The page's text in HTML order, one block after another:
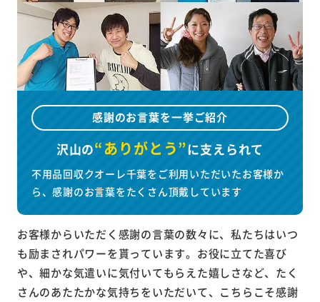
感謝のお言葉を一挙ご紹介
沢山の“ありがとう”に支えられて
不用品回収クオーレ千葉をご利用いただいたお客様か
ら、感謝のお言葉をたくさん頂戴しています
お客様からいただく感謝の言葉の数々に、私たちはいつ
も励まされパワーを貰っています。お役に立てた喜び
や、細かな気遣いに気付いてもらえた嬉しさなど、たく
さんのあたたかな気持ちをいただいて、こちらこそ感謝